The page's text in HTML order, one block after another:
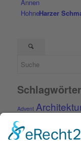
Harzer
Schlagwörter
Advent
Ostfriesland
Rhön Rügen
Vogelsberg